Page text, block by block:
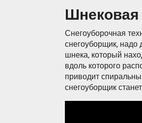
Снегоуборочная
снегоуборщик, надо
шнека, который
вдоль которого
приводит
снегоуборщик